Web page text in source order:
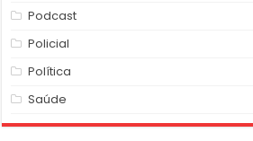
Podcast
Policial
Política
Saúde